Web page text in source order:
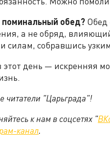
обед? Обед
а не обряд,
силам, собравшись
этот день — искренняя
читатели "Царьграда"!
к нам в соцсетях "
канал.